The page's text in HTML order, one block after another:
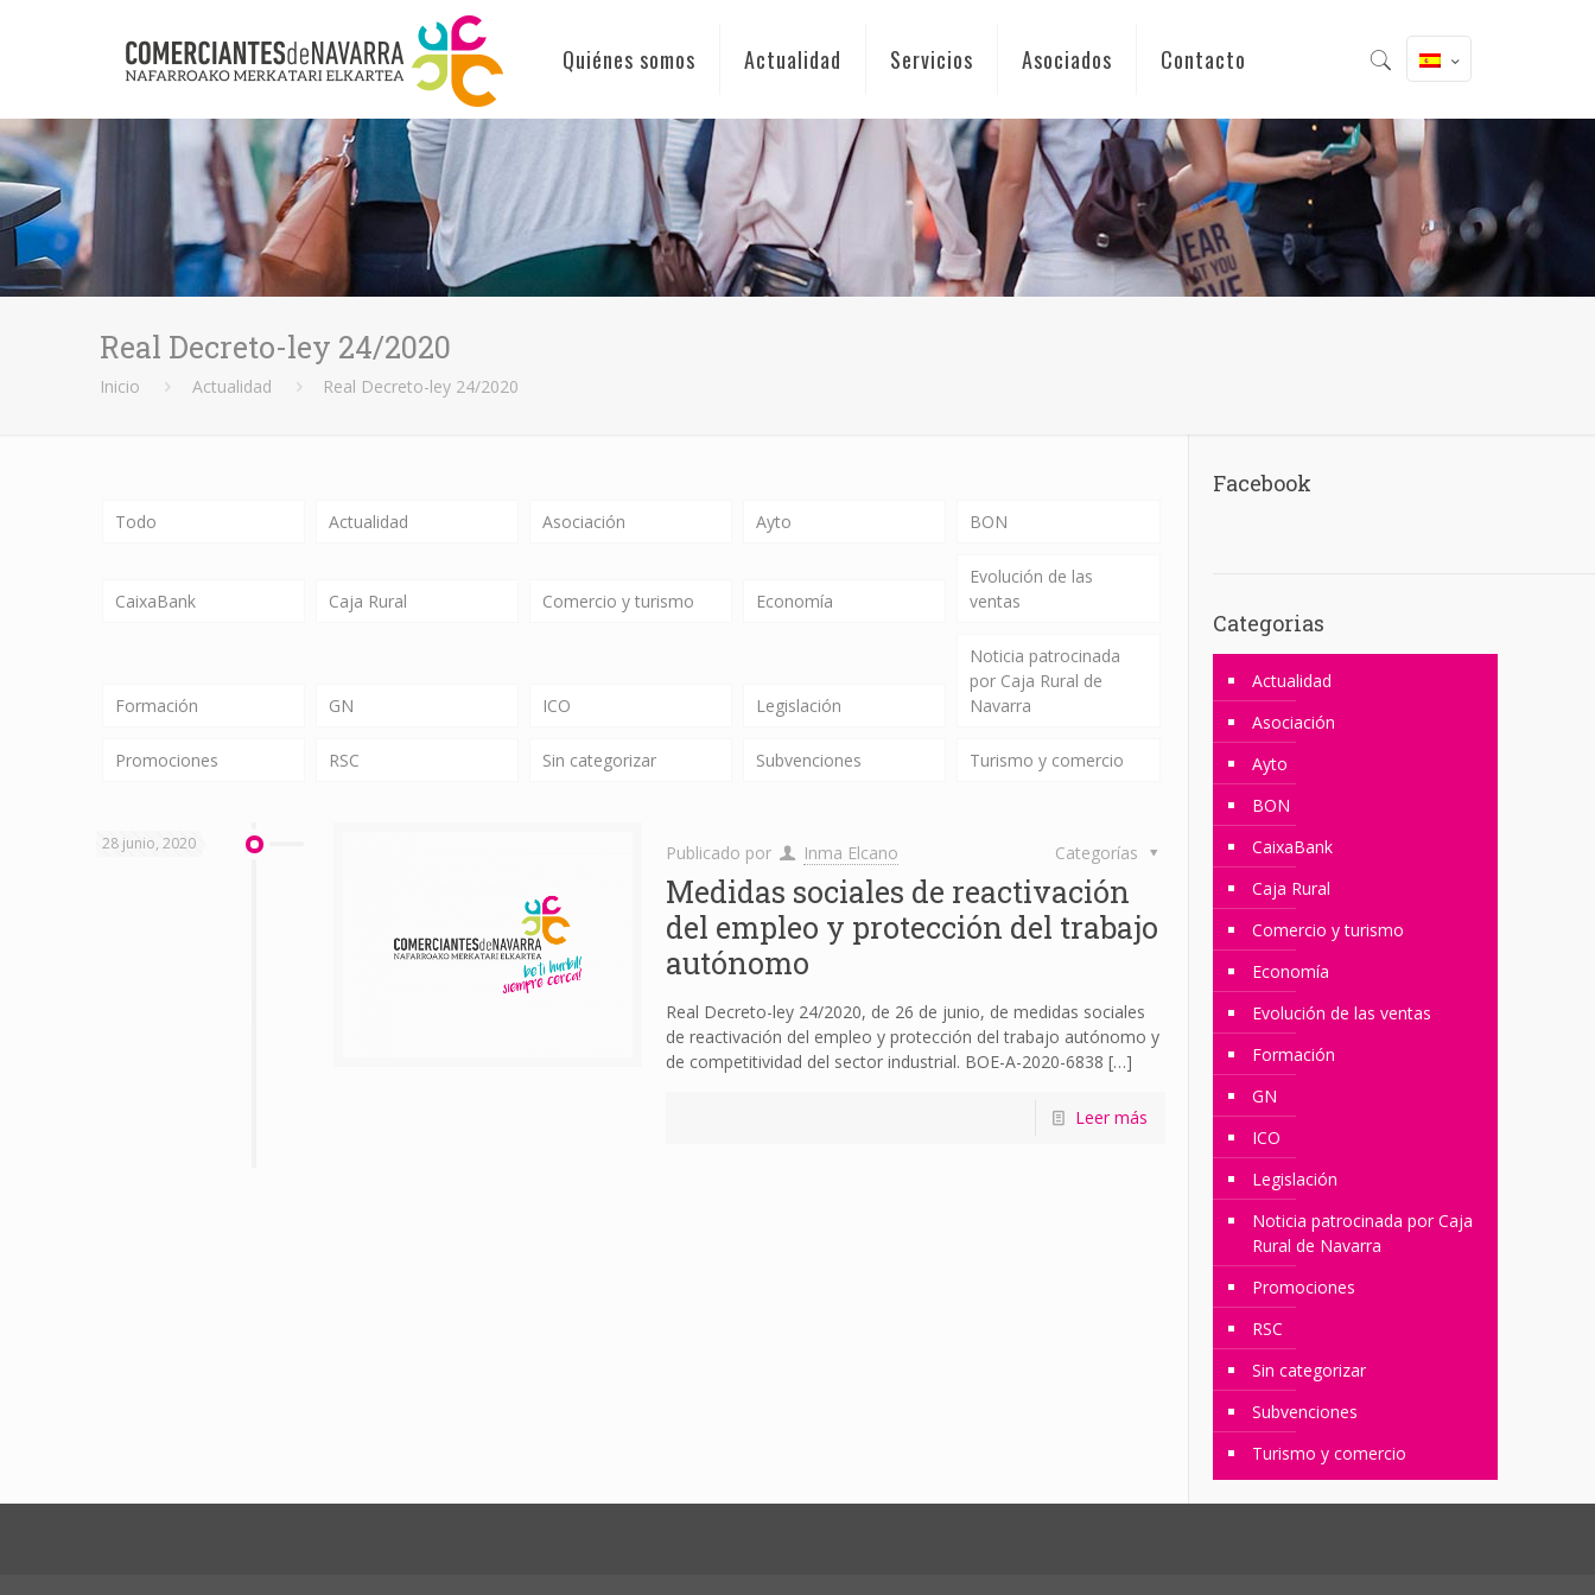
Quiénes somos Actualidad Servicios Asociados Contacto
Real Decreto-ley 24/2020
Inicio Actualidad Real Decreto-ley 24/2020
Todo Actualidad Asociación Ayto BON
CaixaBank Caja Rural Comercio y turismo Economía
Evolución de las
ventas
Formación GN ICO Legislación
Noticia patrocinada
por Caja Rural de
Navarra
Promociones RSC Sin categorizar Subvenciones Turismo y comercio
28 junio, 2020 Publicado por Inma Elcano Categorías
Medidas sociales de reactivación
del empleo y protección del trabajo
autónomo
Real Decreto-ley 24/2020, de 26 de junio, de medidas sociales
de reactivación del empleo y protección del trabajo autónomo y
de competitividad del sector industrial. BOE-A-2020-6838 […]
Leer más
Facebook
Categorias
Actualidad
Asociación
Ayto
BON
CaixaBank
Caja Rural
Comercio y turismo
Economía
Evolución de las ventas
Formación
GN
ICO
Legislación
Noticia patrocinada por Caja
Rural de Navarra
Promociones
RSC
Sin categorizar
Subvenciones
Turismo y comercio